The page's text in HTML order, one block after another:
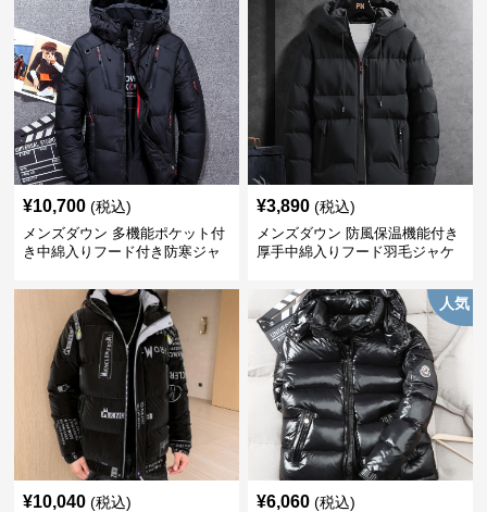
¥10,700 (税込)
メンズダウン 多機能ポケット付
き中綿入りフード付き防寒ジャ
¥3,890 (税込)
メンズダウン 防風保温機能付き
厚手中綿入りフード羽毛ジャケ
¥10,040 (税込)
人気
¥6,060 (税込)